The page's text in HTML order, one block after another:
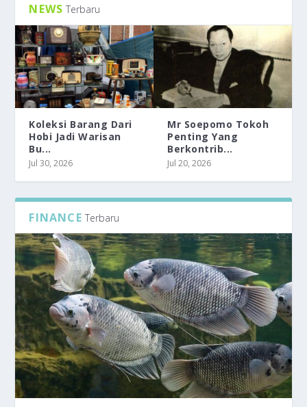
NEWS Terbaru
Koleksi Barang Dari
Hobi Jadi Warisan
Bu...
Jul 30, 2026
Mr Soepomo Tokoh
Penting Yang
Berkontrib...
Jul 20, 2026
FINANCE Terbaru